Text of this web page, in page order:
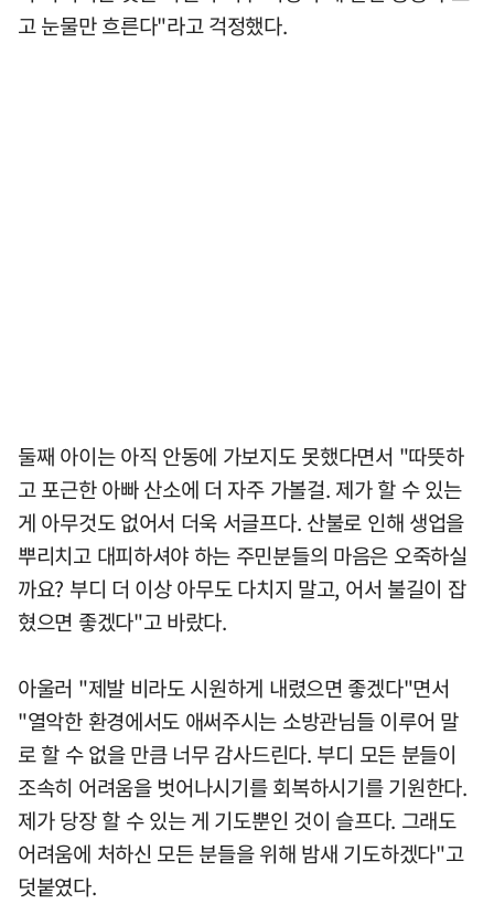
고 눈물만 흐른다"라고 걱정했다.
둘째 아이는 아직 안동에 가보지도 못했다면서 "따뜻하
고 포근한 아빠 산소에 더 자주 가볼걸. 제가 할 수 있는
게 아무것도 없어서 더욱 서글프다. 산불로 인해 생업을
뿌리치고 대피하셔야 하는 주민분들의 마음은 오죽하실
까요? 부디 더 이상 아무도 다치지 말고, 어서 불길이 잡
혔으면 좋겠다"고 바랐다.
아울러 "제발 비라도 시원하게 내렸으면 좋겠다"면서
"열악한 환경에서도 애써주시는 소방관님들 이루어 말
로 할 수 없을 만큼 너무 감사드린다. 부디 모든 분들이
조속히 어려움을 벗어나시기를 회복하시기를 기원한다.
제가 당장 할 수 있는 게 기도뿐인 것이 슬프다. 그래도
어려움에 처하신 모든 분들을 위해 밤새 기도하겠다"고
덧붙였다.